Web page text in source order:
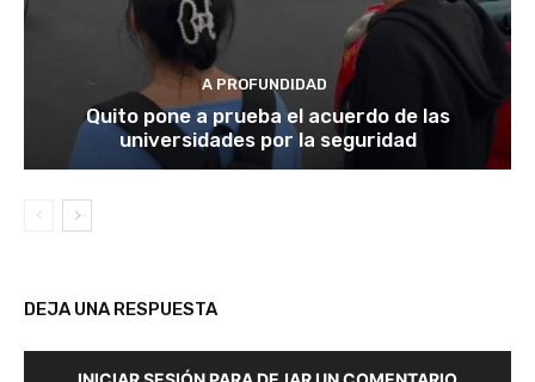
A PROFUNDIDAD
Quito pone a prueba el acuerdo de las
universidades por la seguridad
DEJA UNA RESPUESTA